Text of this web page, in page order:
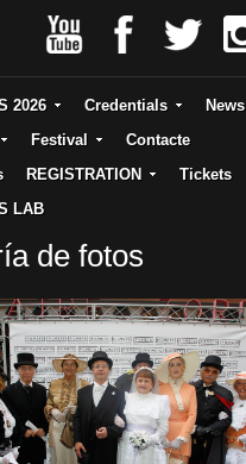
2026 Credentials
News
Festival
Contacte
REGISTRATION
Tickets
LAB
de fotos